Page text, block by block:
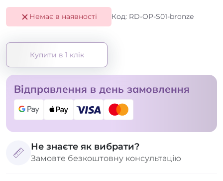
Немає в наявності Код: RD-OP-S01-bronze
Купити в 1 клік
Відправлення в день замовлення
Не знаєте як вибрати?
Замовте безкоштовну консультацію